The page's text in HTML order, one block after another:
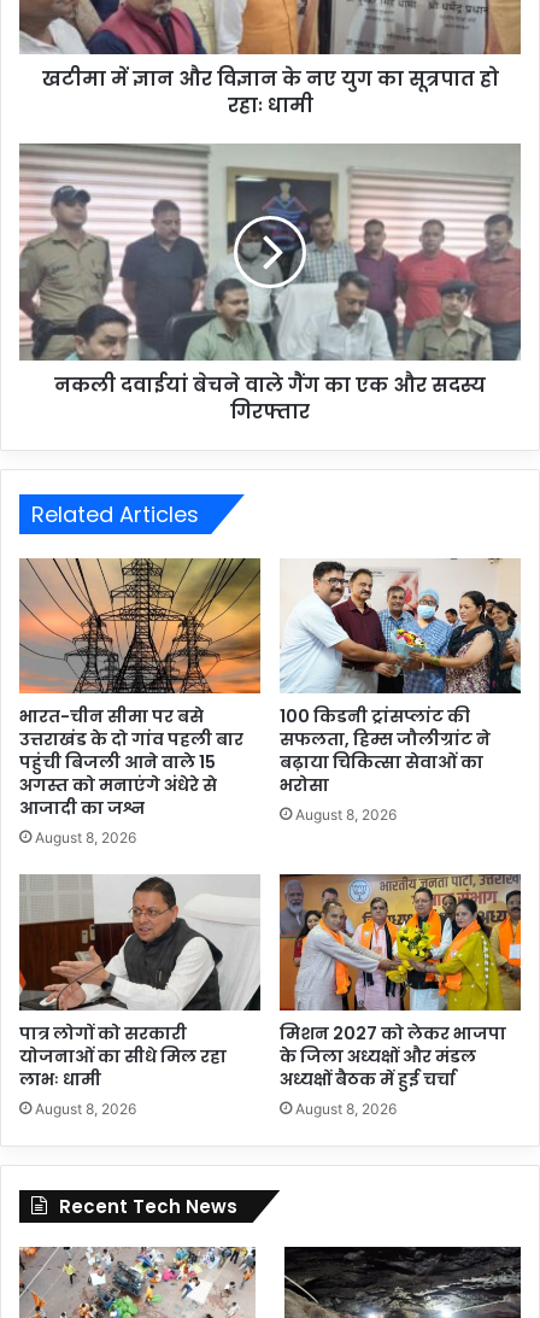
खटीमा में ज्ञान और विज्ञान के नए युग का सूत्रपात हो
रहाः धामी
नकली दवाईयां बेचने वाले गैंग का एक और सदस्य
गिरफ्तार
Related Articles
भारत-चीन सीमा पर बसे
उत्तराखंड के दो गांव पहली बार
पहुंची बिजली आने वाले 15
अगस्त को मनाएंगे अंधेरे से
आजादी का जश्न
August 8, 2026
100 किडनी ट्रांसप्लांट की
सफलता, हिम्स जौलीग्रांट ने
बढ़ाया चिकित्सा सेवाओं का
भरोसा
August 8, 2026
पात्र लोगों को सरकारी
योजनाओं का सीधे मिल रहा
लाभः धामी
August 8, 2026
मिशन 2027 को लेकर भाजपा
के जिला अध्यक्षों और मंडल
अध्यक्षों बैठक में हुई चर्चा
August 8, 2026
Recent Tech News